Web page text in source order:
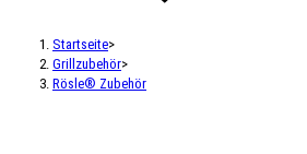
Startseite>
Grillzubehör>
Rösle® Zubehör